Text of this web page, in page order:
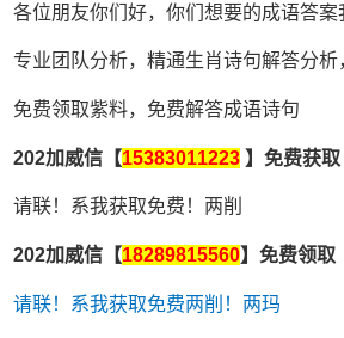
各位朋友你们好，你们想要的成语答案
专业团队分析，精通生肖诗句解答分
免费领取紫料，免费解答成语诗句
202加威信【15383011223 】免费获取
请联！系我获取免费！两削
202加威信【18289815560】免费领取
请联！系我获取免费两削！两玛